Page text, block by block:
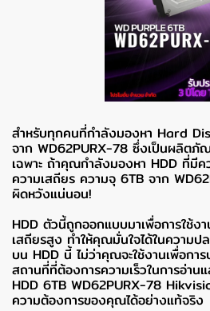
สำหรับทุกคนที่กำลังมองหา Hard
จาก WD62PURX-78 ซึ่งเป็นผลิตภั
เฉพาะ ถ้าคุณกำลังมองหา HDD ที่มี
ความเสถียร ความจุ 6TB จาก
ผิดหวังแน่นอน!
HDD ตัวนี้ถูกออกแบบมาเพื่อการใช้ง
เสถียรสูง ทำให้คุณมั่นใจได้ในความป
บน HDD นี้ ไม่ว่าคุณจะใช้งานเพื่อกา
สถานที่ที่ต้องการความเร็วในการอ่าน
HDD 6TB WD62PURX-78
ความต้องการของคุณได้อย่างแท้จริง